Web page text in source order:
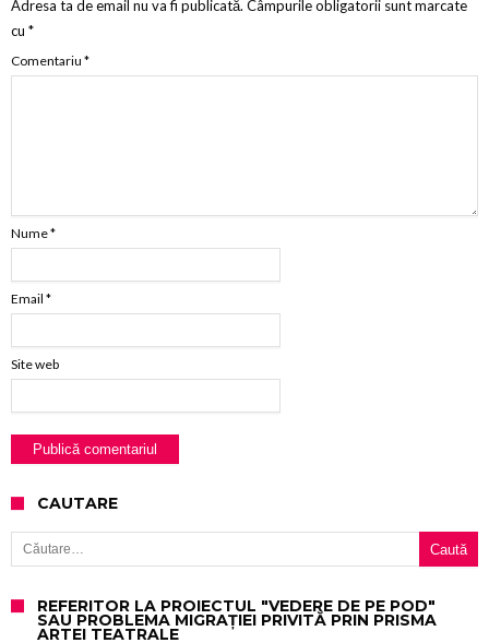
Adresa ta de email nu va fi publicată. Câmpurile obligatorii sunt marcate
cu *
Comentariu *
Nume*
Email *
Site web
CAUTARE
Caută după:
REFERITOR LA PROIECTUL "VEDERE DE PE POD"
SAU PROBLEMA MIGRAȚIEI PRIVITĂ PRIN PRISMA
ARTEI TEATRALE